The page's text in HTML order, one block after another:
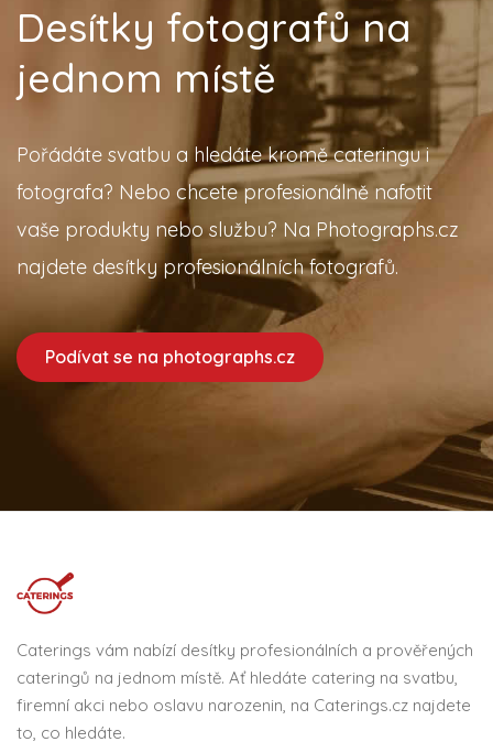
Desítky fotografů na
jednom místě
Pořádáte svatbu a hledáte kromě cateringu i
fotografa? Nebo chcete profesionálně nafotit
vaše produkty nebo službu? Na Photographs.cz
najdete desítky profesionálních fotografů.
Podívat se na photographs.cz
Caterings vám nabízí desítky profesionálních a prověřených
cateringů na jednom místě. Ať hledáte catering na svatbu,
firemní akci nebo oslavu narozenin, na Caterings.cz najdete
to, co hledáte.